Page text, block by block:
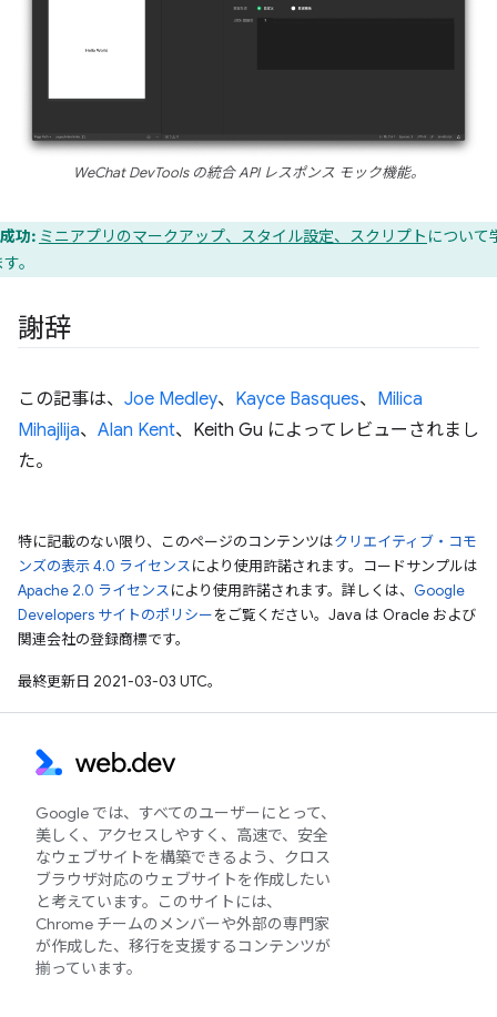
WeChat DevTools の統合 API レスポンス モック機能。
成功: ミニアプリのマークアップ、スタイル設定、スクリプト について
。
謝辞
この記事は、 Joe Medley、 Kayce Basques、 Milica
Mihajlija、 Alan Kent、Keith Gu によってレビューされまし
た。
特に記載のない限り、このページのコンテンツはクリエイティブ・コモ
ンズの表示 4.0 ライセンスにより使用許諾されます。コードサンプルは
Apache 2.0 ライセンスにより使用許諾されます。詳しくは、 Google
Developers サイトのポリシーをご覧ください。Java は Oracle および
関連会社の登録商標です。
最終更新日 2021-03-03 UTC。
Google では、すべてのユーザーにとって、
美しく、アクセスしやすく、高速で、安全
なウェブサイトを構築できるよう、クロス
ブラウザ対応のウェブサイトを作成したい
と考えています。このサイトには、
Chrome チームのメンバーや外部の専門家
が作成した、移行を支援するコンテンツが
揃っています。